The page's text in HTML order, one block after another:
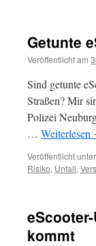
sollen
künftig
Unfällen
haften
Getunte
Veröffentlicht am
Sind getunte
Straßen? Mir
Polizei
… Weiterlesen
Veröffentlicht unter
Risiko, Unfall,
kommt